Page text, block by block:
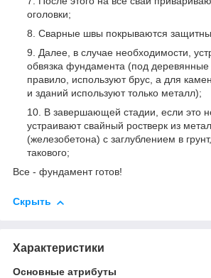
оголовки;
Сварные швы покрываются
Далее, в случае необходимости,
обвязка фундамента (под деревянные
правило, используют брус, а для
и зданий используют только металл);
В завершающей стадии, если это
устраивают свайный ростверк из
(железобетона) с заглублением в
такового;
Все - фундамент готов!
Скрыть
Характеристики
Основные атрибуты